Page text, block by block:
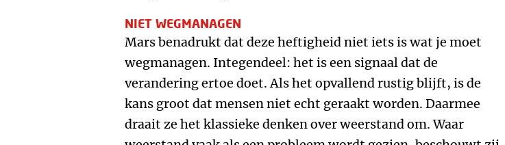
NIET WEGMANAGEN
Mars benadrukt dat deze heftigheid niet iets is wat je moet
wegmanagen. Integendeel: het is een signaal dat de
verandering ertoe doet. Als het opvallend rustig blijft, is de
kans groot dat mensen niet echt geraakt worden. Daarmee
draait ze het klassieke denken over weerstand om. Waar